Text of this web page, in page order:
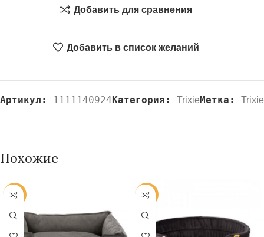
Добавить для сравнения
Добавить в список желаний
Артикул: 1111140924Категория: TrixieМетка: Trixie
Похожие
-20% -20%